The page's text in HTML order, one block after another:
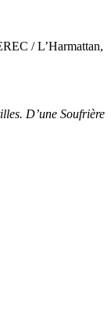
/ L’Harmattan,
D’une Soufrière